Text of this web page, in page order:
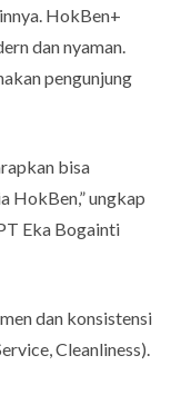
HokBen+
dan nyaman.
pengunjung
bisa
HokBen,” ungkap
Eka Bogainti
dan konsistensi
Cleanliness).